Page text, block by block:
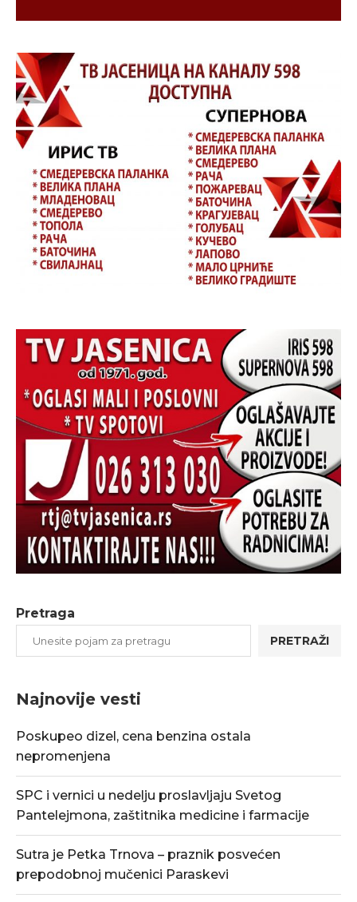
Pretraga
PRETRAŽI
Najnovije vesti
Poskupeo dizel, cena benzina ostala
nepromenjena
SPC i vernici u nedelju proslavljaju Svetog
Pantelejmona, zaštitnika medicine i farmacije
Sutra je Petka Trnova – praznik posvećen
prepodobnoj mučenici Paraskevi